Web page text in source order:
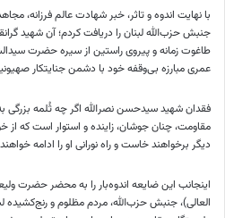
با نهایت اندوه و تاثر، خبر شهادت عالم فرزانه،
جنبش حزب‌الله لبنان را دریافت کردم؛ آن شهید
طاغوت زمانه و پیروی راستین از سیره حضرت
عمری مبارزه بی‌وقفه خود با دشمن جنایتکار
فقدان شهید سیدحسن نصرالله اگر چه ثُلمه بزرگی به
مقاومت، چنان جوشان، زاینده و استوار است که از
دیگر برخواهند خاست و راه نورانی او را ادامه
اینجانب این ضایعه اندوه‌بار را به محضر حضرت
العالی)، جنبش حزب‌الله، مردم مظلوم و رنج‌کشیده